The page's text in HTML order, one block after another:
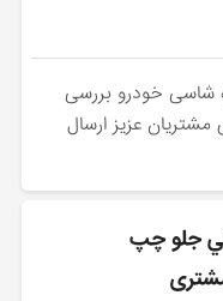
با 17 رقم شماره شاسی خودرو بررسی
عزیز ارسال
جلو چپ